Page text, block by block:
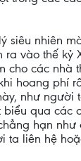
nhiên
vào thế kỷ
các nhà
hoang phí
như
qua các
hạn như
liên hệ